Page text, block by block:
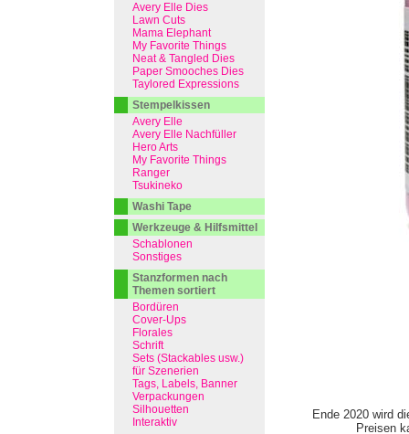
Ende 2020 wird
Preisen
Avery Elle Dies
Lawn Cuts
Mama Elephant
My Favorite Things
Neat & Tangled Dies
Paper Smooches Dies
Taylored Expressions
Stempelkissen
Avery Elle
Avery Elle Nachfüller
Hero Arts
My Favorite Things
Ranger
Tsukineko
Washi Tape
Werkzeuge & Hilfsmittel
Schablonen
Sonstiges
Stanzformen nach
Themen sortiert
Bordüren
Cover-Ups
Florales
Schrift
Sets (Stackables usw.)
für Szenerien
Tags, Labels, Banner
Verpackungen
Silhouetten
Interaktiv